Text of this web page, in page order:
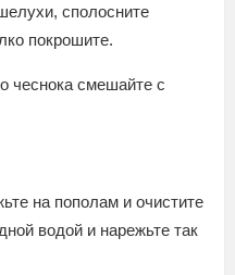
сполосните
покрошите.
чеснока смешайте с
на пополам и очистите
водой и нарежьте так